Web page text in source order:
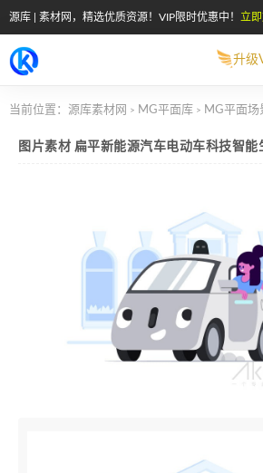
源库 | 素材网，精选优质资源！VIP限时优惠中！ 立
升级
当前位置： 源库素材网 > MG平面库 > MG平面场
图片素材 扁平新能源汽车电动车科技智